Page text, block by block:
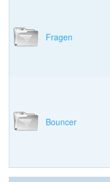
Fragen
Bouncer